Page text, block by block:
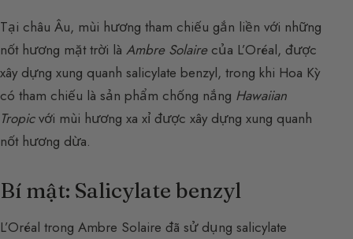
Tại châu Âu, mùi hương tham chiếu gắn liền với những
nốt hương mặt trời là Ambre Solairecủa L’Oréal, được
xây dựng xung quanh salicylate benzyl, trong khi Hoa Kỳ
có tham chiếu là sản phẩm chống nắng Hawaiian
Tropicvới mùi hương xa xỉ được xây dựng xung quanh
nốt hương dừa.
Bí mật: Salicylate benzyl
L’Oréal trong Ambre Solaire đã sử dụng salicylate